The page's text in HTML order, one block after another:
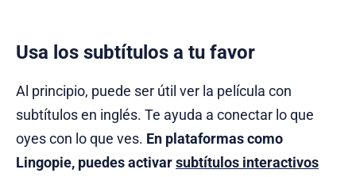
Usa los subtítulos a tu favor
Al principio, puede ser útil ver la película con
subtítulos en inglés. Te ayuda a conectar lo que
oyes con lo que ves. En plataformas como
Lingopie, puedes activarsubtítulos interactivos